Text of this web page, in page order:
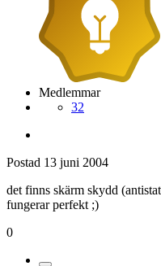
Medlemmar
32
Postad 13 juni 2004
det finns skärm skydd
fungerar perfekt ;)
0